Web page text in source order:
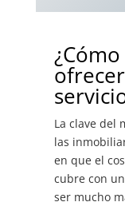
La clave del
las
en que el
cubre con
ser mucho